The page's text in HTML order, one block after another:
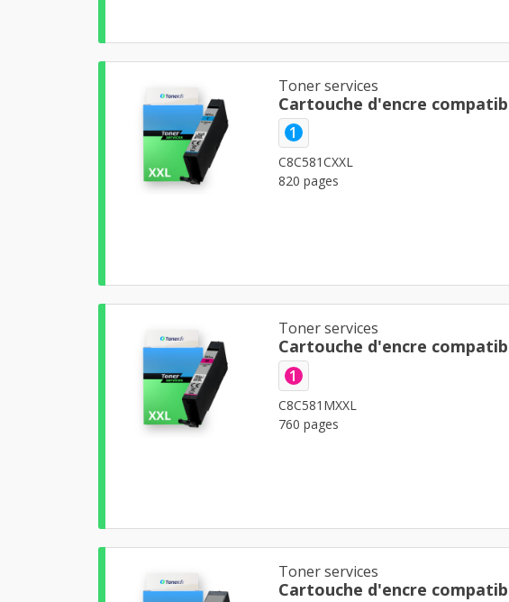
Toner services
Cartouche d'encre
1
C8C581CXXL
820 pages
Toner services
Cartouche d'encre
1
C8C581MXXL
760 pages
Toner services
Cartouche d'encre